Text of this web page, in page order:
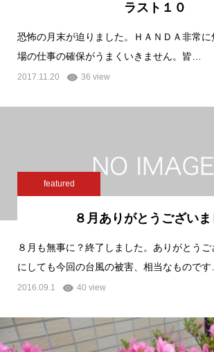
ラスト１０
恐怖の月末が迫りました。ＨＡＮＤＡ非常
場の仕事の確保がうまくいきません。皆…
2017.11.20 36 view
featured
８月ありがとうございま
８月も無事に？終了しました。ありがとう
にしても今回の台風の被害、相当なものです
2016.09.1 40 view